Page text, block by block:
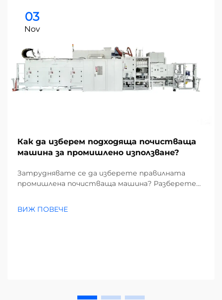
03
Nov
Как да изберем подходяща почистваща
машина за промишлено използване?
Затруднявате се да изберете правилната
промишлена почистваща машина? Разберете
Намалете разходите и повишете
ВИЖ ПОВЕЧЕ